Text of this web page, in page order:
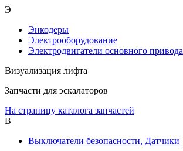
Э
Энкодеры
Электрооборудование
Электродвигатели основного привода
Визуализация лифта
Запчасти для эскалаторов
На страницу каталога запчастей
В
Выключатели безопасности, Датчики